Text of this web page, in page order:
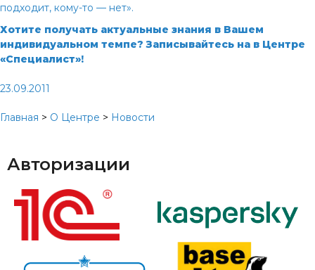
подходит, кому-то — нет».
Хотите получать актуальные знания в Вашем
индивидуальном темпе? Записывайтесь на в Центре
«Специалист»!
23.09.2011
Главная > О Центре > Новости
Авторизации